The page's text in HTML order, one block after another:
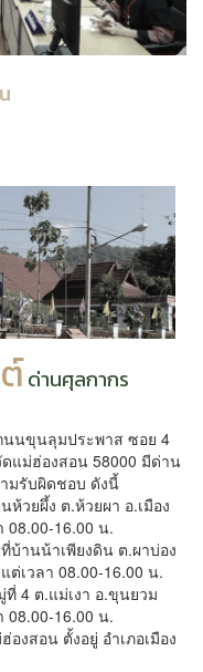
ด่านศุลกากร
นนขุนลุมประพาส ซอย 4
ดแม่ฮ่องสอน 58000 มีด่าน
มรับผิดชอบ ดังนี้
วยผึ้ง ต.ห้วยผา อ.เมือง
08.00-16.00 น.
บ้านน้าเพียงดิน ต.ผาบ่อง
ต่เวลา 08.00-16.00 น.
4 ต.แม่เงา อ.ขุนยวม
08.00-16.00 น.
งสอน ตั้งอยู่ อำเภอเมือง